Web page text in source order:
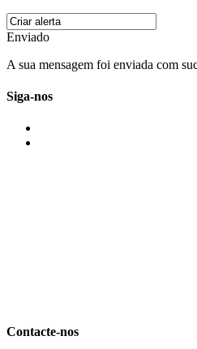
Enviado
A sua mensagem foi enviada com
Siga-nos
Contacte-nos